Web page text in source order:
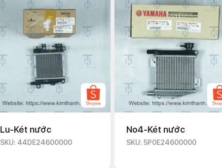
Lu-Két nước
SKU: 44DE24600000
No4-Két nước
SKU: 5P0E24600000